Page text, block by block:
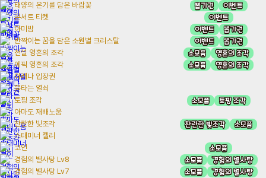
태양의 온기를 담은 바람꽃 뽑기권 이벤트
콘서트 티켓 이벤트
아미밤 이벤트 뽑기권
반짝이는 꿈을 담은 소원별 크리스탈 이벤트 뽑기권
전설 영혼의 조각 소모품 영혼의 조각
에픽 영혼의 조각 소모품 영혼의 조각
아레나 입장권
불타는 열쇠
토핑 조각
소모품 토핑 조각
아마도 재배노움
찬란한 빛조각
찬란한 빛조각 소모품
스태미너 젤리
코인
소모품
경험의 별사탕 Lv8 소모품 경험의 별사탕
경험의 별사탕 Lv7 소모품 경험의 별사탕